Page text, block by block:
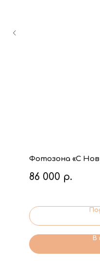
Фотозона «С
86 000 р.
В